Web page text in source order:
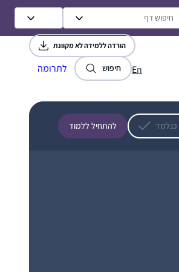
En חיפוש לתרומה
כנלמד להתחיל ללמוד
הורדה ללמידה לא מקוונת
יומי ממסכת ברכות, חיפש
מסכת ראש השנה והציע לי.
מאתגרת טכנית ורוב הזמן
ללמוד גמרא ולא ידעת איך
להתנסות במסכת קצרה וקלה”
שהמודעה תיפתח במילים "מיכי
למים ו- ב”ה אני בדרך להגשמת